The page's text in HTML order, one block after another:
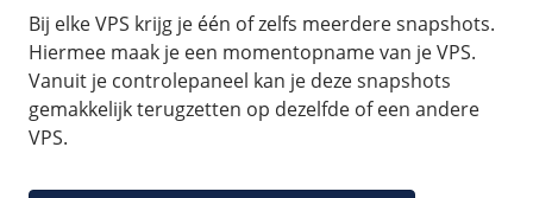
Bij elke VPS krijg je één of zelfs meerdere snapshots.
Hiermee maak je een momentopname van je VPS.
Vanuit je controlepaneel kan je deze snapshots
gemakkelijk terugzetten op dezelfde of een andere
VPS.